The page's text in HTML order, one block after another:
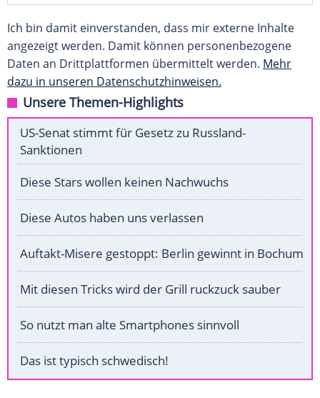
Ich bin damit einverstanden, dass mir externe Inhalte
angezeigt werden. Damit können personenbezogene
Daten an Drittplattformen übermittelt werden. Mehr
dazu in unseren Datenschutzhinweisen.
Unsere Themen-Highlights
US-Senat stimmt für Gesetz zu Russland-
Sanktionen
Diese Stars wollen keinen Nachwuchs
Diese Autos haben uns verlassen
Auftakt-Misere gestoppt: Berlin gewinnt in Bochum
Mit diesen Tricks wird der Grill ruckzuck sauber
So nutzt man alte Smartphones sinnvoll
Das ist typisch schwedisch!